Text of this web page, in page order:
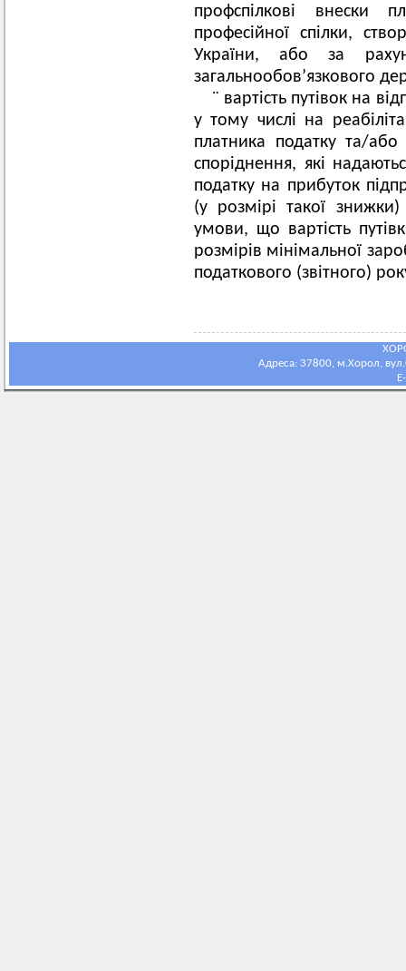
профспілкові внески
професійної спілки,
України, або за
загальнообов’язкового
¨ вартість путівок на
у тому числі на
платника податку та/або
споріднення, які
податку на прибуток
(у розмірі такої
умови, що вартість
розмірів мінімальної
податкового (звітного)
Адреса: 37800, м.Хорол,